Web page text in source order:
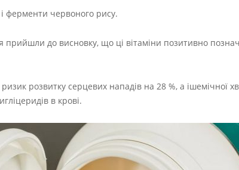
ферменти червоного рису.
прийшли до висновку, що ці вітаміни позитивно
розвитку серцевих нападів на 28 %, а ішемічної
в крові.